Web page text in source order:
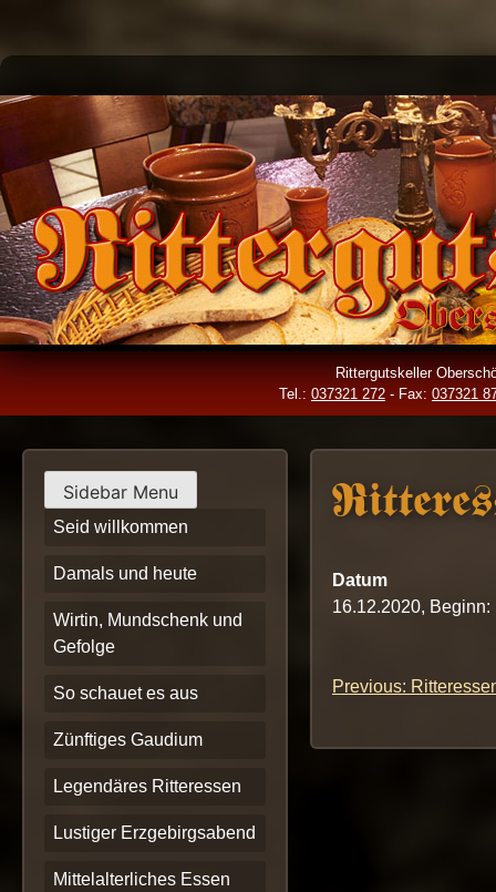
Rittergutskeller
Tel.: 037321 272 - Fax: 037321
Datum
16.12.2020, Beginn:
Beitrags-
Navigation
Previous:
Sidebar Menu
Seid willkommen
Damals und heute
Wirtin, Mundschenk und
Gefolge
So schauet es aus
Zünftiges Gaudium
Legendäres Ritteressen
Lustiger Erzgebirgsabend
Mittelalterliches Essen